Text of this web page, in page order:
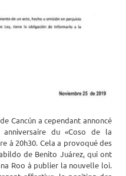
Cancún a cependant annoncé
du «Coso de la
à 20h30. Cela a provoqué des
de Benito Juárez, qui ont
Roo à publier la nouvelle loi.